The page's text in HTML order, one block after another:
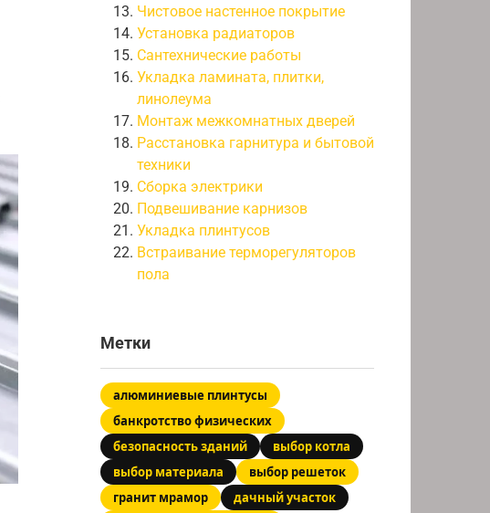
Чистовое настенное покрытие
Установка радиаторов
Сантехнические работы
Укладка ламината, плитки,
линолеума
Монтаж межкомнатных дверей
Расстановка гарнитура и бытовой
техники
Сборка электрики
Подвешивание карнизов
Укладка плинтусов
Встраивание терморегуляторов
пола
Метки
алюминиевые плинтусы
банкротство физических
безопасность зданий
выбор котла
выбор материала
выбор решеток
гранит мрамор
дачный участок